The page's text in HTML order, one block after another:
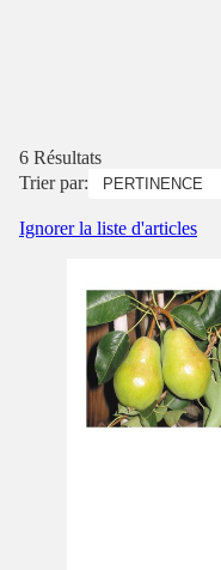
6 Résultats
Trier par:
Ignorer la liste d'articles